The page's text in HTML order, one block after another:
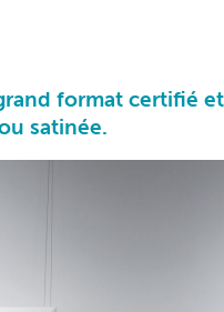
format certifié
satinée.